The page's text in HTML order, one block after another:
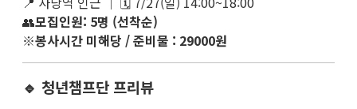
👥모집인원: 5명 (선착순)
※봉사시간 미해당 / 준비물 : 29000원
🔹 청년챔프단 프리뷰